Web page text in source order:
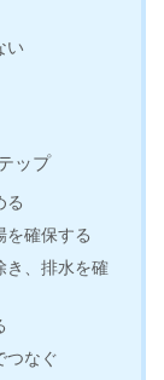
い
ップ
る
を確保する
き、排水を確
つなぐ